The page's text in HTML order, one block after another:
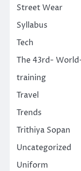
Street Wear
Syllabus
Tech
The 43rd-
training
Travel
Trends
Trithiya Sopan
Uncategorized
Uniform